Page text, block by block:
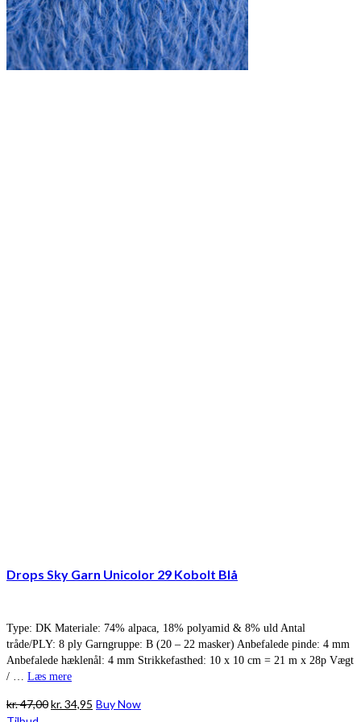
Drops Sky Garn Unicolor 29 Kobolt Blå
Type: DK Materiale: 74% alpaca, 18% polyamid & 8% uld Antal
tråde/PLY: 8 ply Garngruppe: B (20 – 22 masker) Anbefalede pinde: 4 mm
Anbefalede hæklenål: 4 mm Strikkefasthed: 10 x 10 cm = 21 m x 28p Vægt
/ … Læs mere
kr.47,00Den
kr.34,95 Den
Buy Now